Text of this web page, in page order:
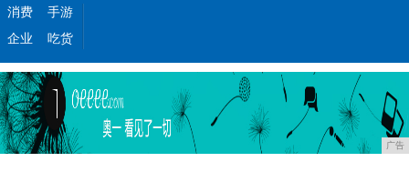
消费
手游
企业
吃货
广告